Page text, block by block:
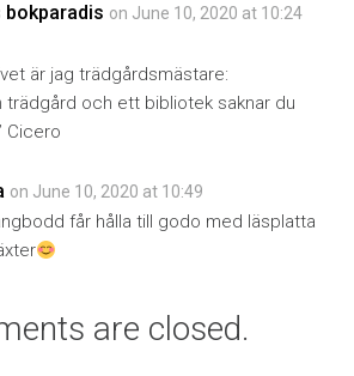
bokparadis on June 10, 2020 at 10:24
är jag trädgårdsmästare:
trädgård och ett bibliotek saknar du
Cicero
on June 10, 2020 at 10:49
får hålla till godo med läsplatta
are closed.